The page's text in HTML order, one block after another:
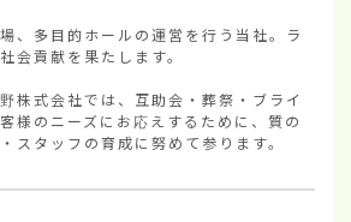
、多目的ホールの運営を行う当社。ラ
会貢献を果たします。
株式会社では、互助会・葬祭・ブライ
様のニーズにお応えするために、質の
スタッフの育成に努めて参ります。